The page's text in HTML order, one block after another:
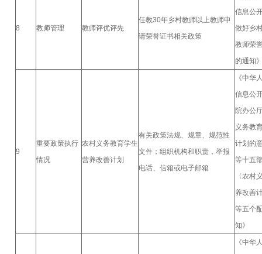
8 教师管理 教师评优评先
任教30年乡村教师以上教师申
请荣誉证书相关政策
信息公
做好乡
教师荣
的通知
9
重要政策执行
情况
农村义务教育学生
营养改善计划
有关政策法规、规章、规范性
文件；组织机构和职责，举报
电话、信箱或电子邮箱
《中华
信息公
院办公
义务教
计划的
等十五
〈农村
养改善
等五个
知》
《中华